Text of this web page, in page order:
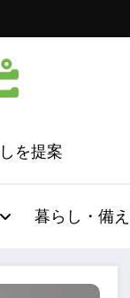
を提案
暮らし・備え